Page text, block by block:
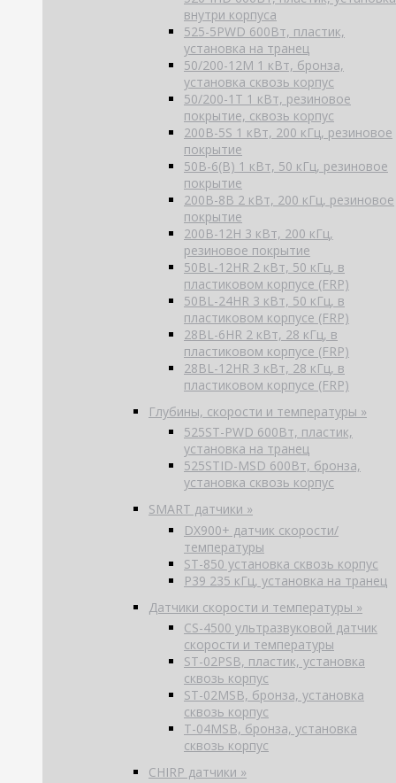
внутри корпуса
525-5PWD 600Вт, пластик,
установка на транец
50/200-12M 1 кВт, бронза,
установка сквозь корпус
50/200-1T 1 кВт, резиновое
покрытие, сквозь корпус
200B-5S 1 кВт, 200 кГц, резиновое
покрытие
50B-6(B) 1 кВт, 50 кГц, резиновое
покрытие
200B-8B 2 кВт, 200 кГц, резиновое
покрытие
200B-12H 3 кВт, 200 кГц,
резиновое покрытие
50BL-12HR 2 кВт, 50 кГц, в
пластиковом корпусе (FRP)
50BL-24HR 3 кВт, 50 кГц, в
пластиковом корпусе (FRP)
28BL-6HR 2 кВт, 28 кГц, в
пластиковом корпусе (FRP)
28BL-12HR 3 кВт, 28 кГц, в
пластиковом корпусе (FRP)
Глубины, скорости и температуры »
525ST-PWD 600Вт, пластик,
установка на транец
525STID-MSD 600Вт, бронза,
установка сквозь корпус
SMART датчики »
DX900+ датчик скорости/
температуры
ST-850 установка сквозь корпус
P39 235 кГц, установка на транец
Датчики скорости и температуры »
CS-4500 ультразвуковой датчик
скорости и температуры
ST-02PSB, пластик, установка
сквозь корпус
ST-02MSB, бронза, установка
сквозь корпус
T-04MSB, бронза, установка
сквозь корпус
CHIRP датчики »